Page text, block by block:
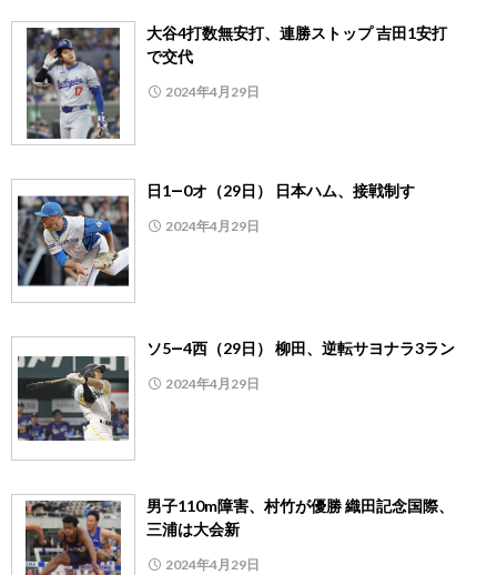
大谷4打数無安打、連勝ストップ 吉田1安打
で交代
2024年4月29日
日1―0オ（29日） 日本ハム、接戦制す
2024年4月29日
ソ5―4西（29日） 柳田、逆転サヨナラ3ラン
2024年4月29日
男子110m障害、村竹が優勝 織田記念国際、
三浦は大会新
2024年4月29日